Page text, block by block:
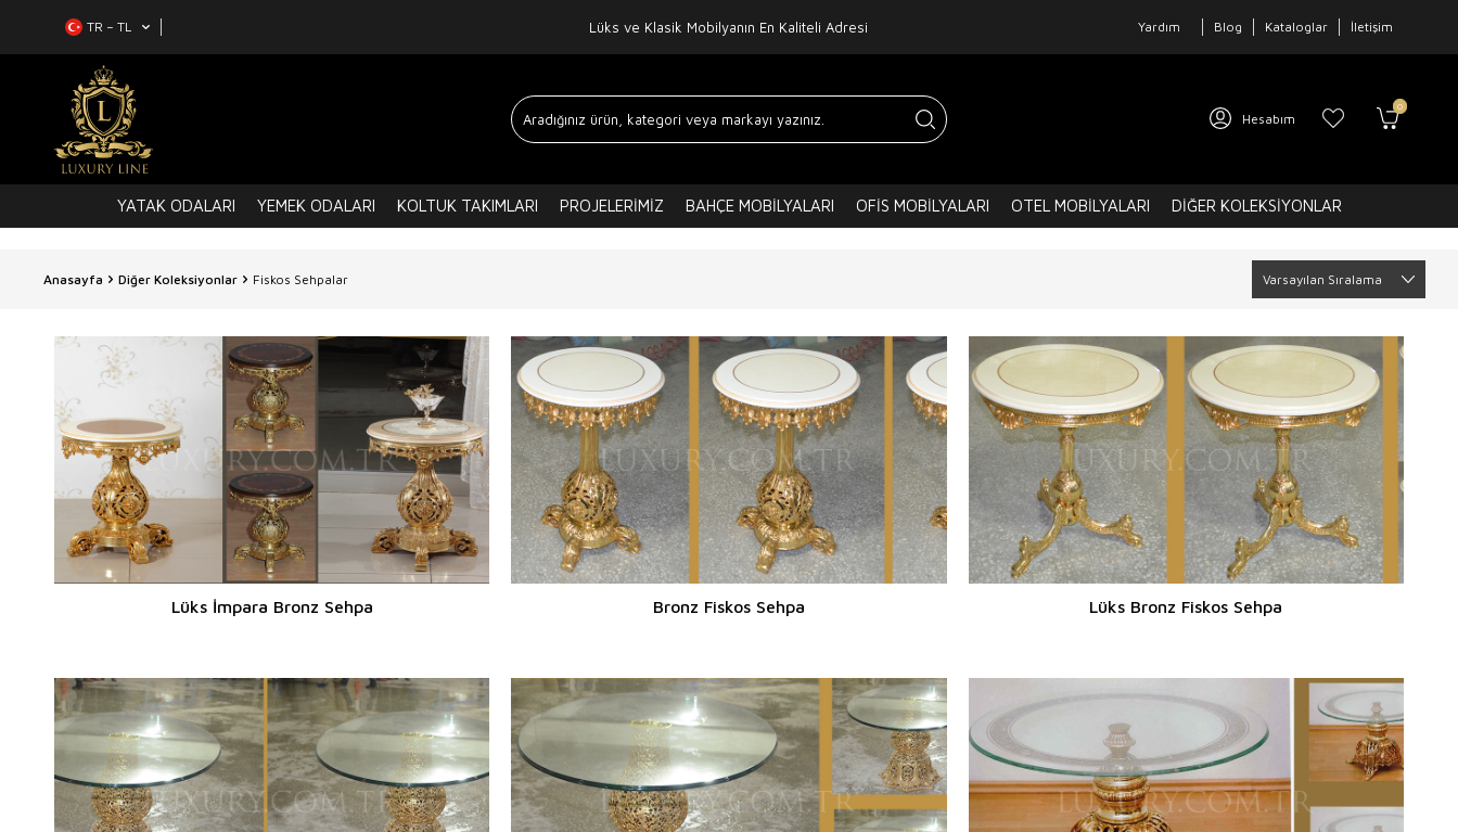
TR − TL Lüks ve Klasik Mobilyanın En Kaliteli Adresi Yardım Blog Kataloglar İletişim
Hesabım
0
YATAK ODALARI YEMEK ODALARI KOLTUK TAKIMLARI PROJELERIMIZ BAHÇE MOBILYALARI OFIS MOBILYALARI OTEL MOBILYALARI DIĞER KOLEKSIYONLAR
Anasayfa Diğer Koleksiyonlar Fiskos Sehpalar
Lüks İmpara Bronz Sehpa Bronz Fiskos Sehpa Lüks Bronz Fiskos Sehpa